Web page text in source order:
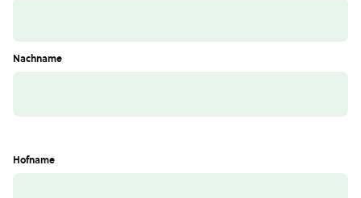
Nachname
Hofname